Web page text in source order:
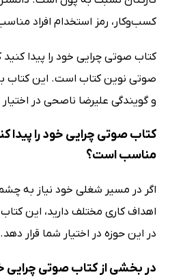
کسب‌وکار، رمز استخدام افراد
کتاب صوتی چرایی خود را پیدا کنید
صوتی نوین کتاب است. این کتاب
و گویندگی علیرضا ناصحی در اختیار
کتاب صوتی چرایی خود را پیدا
مناسب است؟
اگر در مسیر شغلی خود نیاز به
اهداف کاری مختلف دارید، این
در این حوزه در اختیار شما قرار دهد.
در بخشی از کتاب صوتی چرایی